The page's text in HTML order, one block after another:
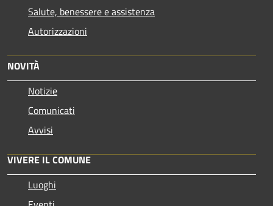
Salute, benessere e assistenza
Autorizzazioni
NOVITÀ
Notizie
Comunicati
Avvisi
VIVERE IL COMUNE
Luoghi